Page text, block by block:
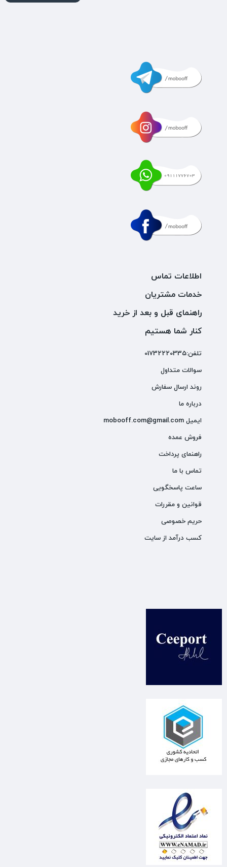
اطلاعات تماس
خدمات مشتریان
راهنمای قبل و بعد از خرید
کنار شما هستیم
تلفن:01732220335
سوالات متداول
روند ارسال سفارش
درباره ما
ایمیل mobooff.com@gmail.com
فروش عمده
راهنمای پرداخت
تماس با ما
ساعت پاسخگویی
قوانین و مقررات
حریم خصوصی
کسب درآمد از سایت